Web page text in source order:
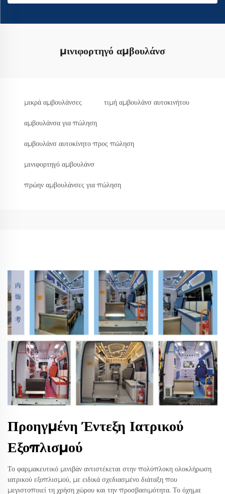
μινιφορτηγό αμβουλάνσ
μικρά αμβουλάνσες τιμή αμβουλάνσ αυτοκινήτου
αμβουλάνσα για πώληση
αμβουλάνσ αυτοκίνητο προς πώληση
μινιφορτηγό αμβουλάνσ
πρώην αμβουλάνσες για πώληση
Προηγμένη Έντεξη Ιατρικού
Εξοπλισμού
Το φαρμακευτικό μινιβάν αντιστέκεται στην πολύπλοκη ολοκλήρωση
ιατρικού εξοπλισμού, με ειδικά σχεδιασμένο διάταξη που
μεγιστοποιεί τη χρήση χώρου και την προσβασιμότητα. Το όχημα